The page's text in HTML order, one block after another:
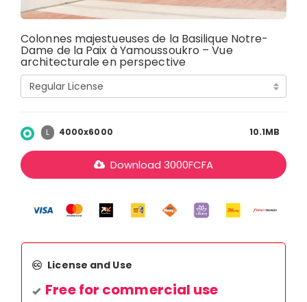
Colonnes majestueuses de la Basilique Notre-
Dame de la Paix à Yamoussoukro – Vue
architecturale en perspective
L 4000x6000 10.1MB
Download 3000FCFA
License and Use
Free for commercial use